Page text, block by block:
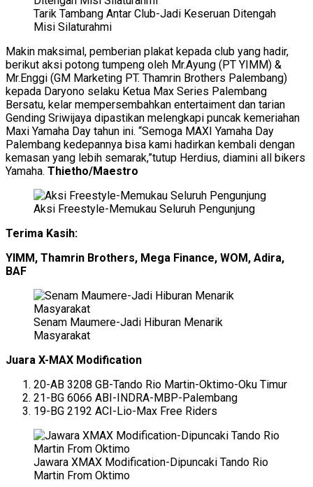
Tarik Tambang Antar Club-Jadi Keseruan Ditengah
Misi Silaturahmi
Makin maksimal, pemberian plakat kepada club yang hadir,
berikut aksi potong tumpeng oleh Mr.Ayung (PT YIMM) &
Mr.Enggi (GM Marketing PT. Thamrin Brothers Palembang)
kepada Daryono selaku Ketua Max Series Palembang
Bersatu, kelar mempersembahkan entertaiment dan tarian
Gending Sriwijaya dipastikan melengkapi puncak kemeriahan
Maxi Yamaha Day tahun ini. “Semoga MAXI Yamaha Day
Palembang kedepannya bisa kami hadirkan kembali dengan
kemasan yang lebih semarak,”tutup Herdius, diamini all bikers
Yamaha. Thietho/Maestro
Aksi Freestyle-Memukau Seluruh Pengunjung
Terima Kasih:
YIMM, Thamrin Brothers, Mega Finance, WOM, Adira,
BAF
Senam Maumere-Jadi Hiburan Menarik
Masyarakat
Juara X-MAX Modification
20-AB 3208 GB-Tando Rio Martin-Oktimo-Oku Timur
21-BG 6066 ABI-INDRA-MBP-Palembang
19-BG 2192 ACI-Lio-Max Free Riders
Jawara XMAX Modification-Dipuncaki Tando Rio
Martin From Oktimo